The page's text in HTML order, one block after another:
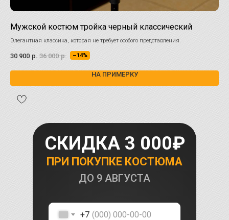
Мужской костюм тройка черный классический
Элегантная классика, которая не требует особого представления.
30 900 р. 36 000 р. –14%
НА ПРИМЕРКУ
ПРИ ПОКУПКЕ КОСТЮМА
СКИДКА 3 000₽
ДО 9 АВГУСТА
+7